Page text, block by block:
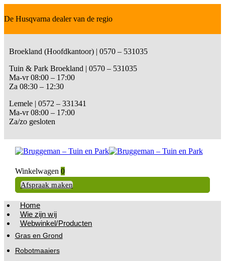
De Husqvarna dealer van de regio
Broekland (Hoofdkantoor) | 0570 – 531035
Tuin & Park Broekland | 0570 – 531035
Ma-vr 08:00 – 17:00
Za 08:30 – 12:30
Lemele | 0572 – 331341
Ma-vr 08:00 – 17:00
Za/zo gesloten
Winkelwagen 0
Afspraak maken
Home
Wie zijn wij
Webwinkel/Producten
Gras en Grond
Robotmaaiers